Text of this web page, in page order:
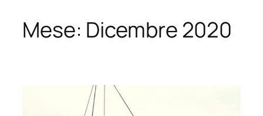
Mese: Dicembre 2020